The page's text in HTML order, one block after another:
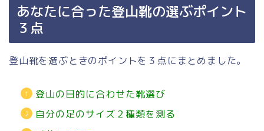
あなたに合った登山靴の選ぶポイント
３点
登山靴を選ぶときのポイントを３点にまとめました。
登山の目的に合わせた靴選び
自分の足のサイズ２種類を測る